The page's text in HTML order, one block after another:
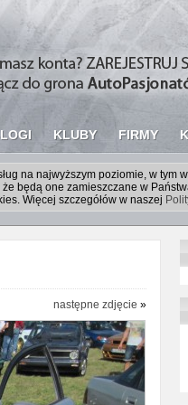
KLUBY FIRMY
na najwyższym poziomie, w tym
będą one zamieszczane w
Więcej szczegółów w naszej
następne zdjęcie »